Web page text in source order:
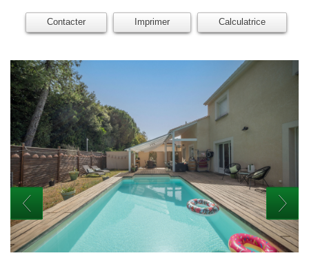
Contacter Imprimer Calculatrice